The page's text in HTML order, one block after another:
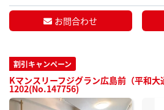
お問合わせ
割引キャンペーン
Kマンスリーフジグラン広島前（平和大
1202(No.147756)